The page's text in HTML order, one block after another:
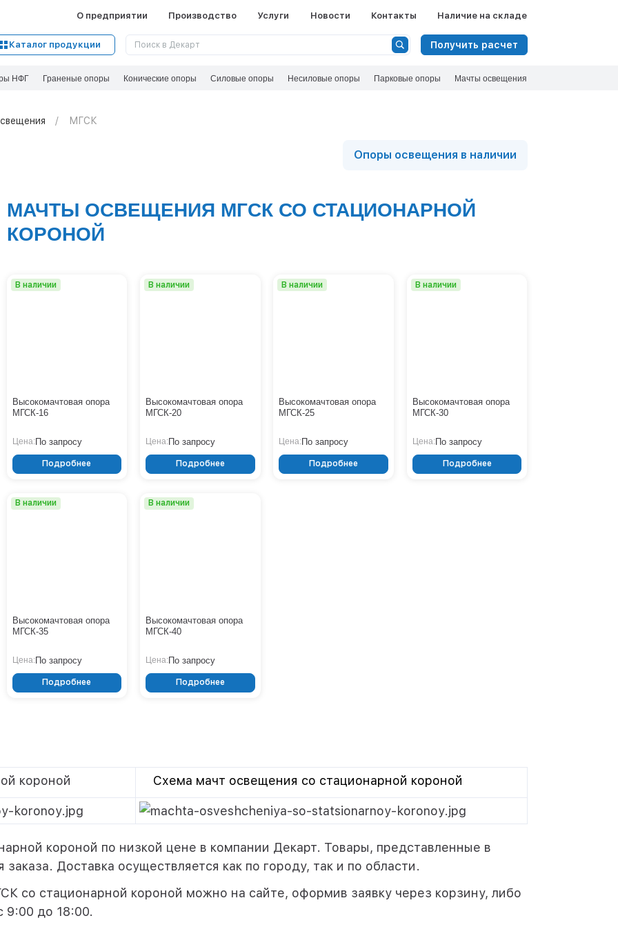
О предприятии Производство Услуги Новости Контакты Наличие на складе
Каталог продукции Получить расчет
НФГ Граненые опоры Конические опоры Силовые опоры Несиловые опоры Парковые опоры Мачты освещения
МГСК
Опоры освещения в наличии
МАЧТЫ ОСВЕЩЕНИЯ МГСК СО СТАЦИОНАРНОЙ
КОРОНОЙ
Сбросить
Высота, метры
В наличии
Высокомачтовая опора
МГСК-16
Цена:По запросу
Подробнее
В наличии
Высокомачтовая опора
МГСК-20
Цена:По запросу
Подробнее
В наличии
Высокомачтовая опора
МГСК-25
Цена:По запросу
Подробнее
В наличии
Высокомачтовая опора
МГСК-30
Цена:По запросу
Подробнее
В наличии
Высокомачтовая опора
МГСК-35
Цена:По запросу
Подробнее
В наличии
Высокомачтовая опора
МГСК-40
Цена:По запросу
Подробнее
короной Схема мачт освещения со стационарной короной
короной по низкой цене в компании Декарт. Товары, представленные в
Доставка осуществляется как по городу, так и по области.
со стационарной короной можно на сайте, оформив заявку через корзину, либо
до 18:00.